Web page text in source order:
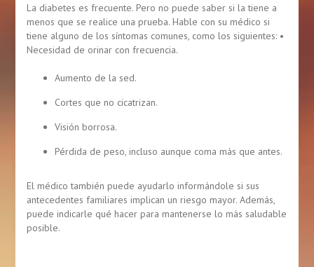
La diabetes es frecuente. Pero no puede saber si la tiene a
menos que se realice una prueba. Hable con su médico si
tiene alguno de los síntomas comunes, como los siguientes: •
Necesidad de orinar con frecuencia.
Aumento de la sed.
Cortes que no cicatrizan.
Visión borrosa.
Pérdida de peso, incluso aunque coma más que antes.
El médico también puede ayudarlo informándole si sus
antecedentes familiares implican un riesgo mayor. Además,
puede indicarle qué hacer para mantenerse lo más saludable
posible.